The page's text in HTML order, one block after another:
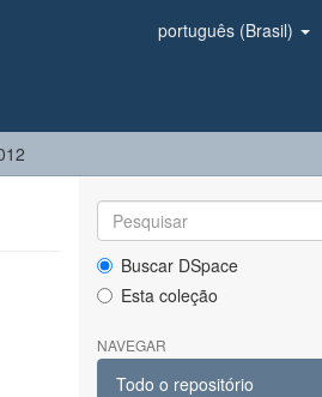
português (Brasil)
Buscar DSpace
Esta coleção
NAVEGAR
Todo o repositório